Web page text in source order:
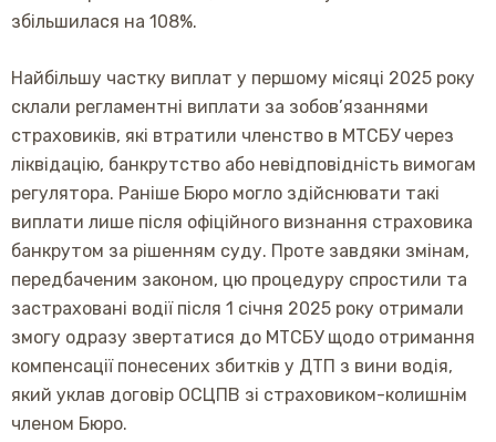
збільшилася на 108%.
Найбільшу частку виплат у першому місяці 2025 року
склали регламентні виплати за зобов’язаннями
страховиків, які втратили членство в МТСБУ через
ліквідацію, банкрутство або невідповідність вимогам
регулятора. Раніше Бюро могло здійснювати такі
виплати лише після офіційного визнання страховика
банкрутом за рішенням суду. Проте завдяки змінам,
передбаченим законом, цю процедуру спростили та
застраховані водії після 1 січня 2025 року отримали
змогу одразу звертатися до МТСБУ щодо отримання
компенсації понесених збитків у ДТП з вини водія,
який уклав договір ОСЦПВ зі страховиком-колишнім
членом Бюро.